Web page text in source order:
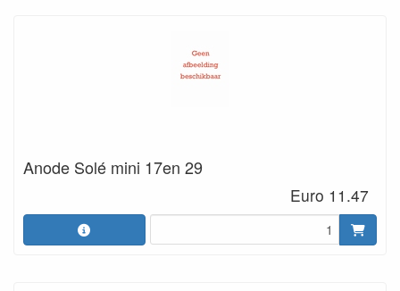
Anode Solé mini 17en 29
Euro 11.47